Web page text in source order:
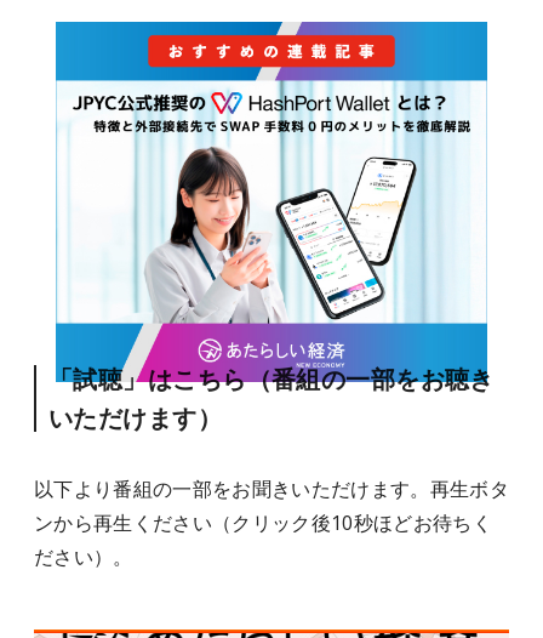
「試聴」はこちら（番組の一部をお聴き
いただけます）
以下より番組の一部をお聞きいただけます。再生ボタ
ンから再生ください（クリック後10秒ほどお待ちく
ださい）。